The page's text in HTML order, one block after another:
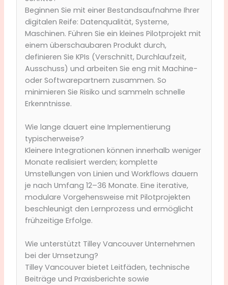
Beginnen Sie mit einer Bestandsaufnahme Ihrer
digitalen Reife: Datenqualität, Systeme,
Maschinen. Führen Sie ein kleines Pilotprojekt mit
einem überschaubaren Produkt durch,
definieren Sie KPIs (Verschnitt, Durchlaufzeit,
Ausschuss) und arbeiten Sie eng mit Machine-
oder Softwarepartnern zusammen. So
minimieren Sie Risiko und sammeln schnelle
Erkenntnisse.
Wie lange dauert eine Implementierung
typischerweise?
Kleinere Integrationen können innerhalb weniger
Monate realisiert werden; komplette
Umstellungen von Linien und Workflows dauern
je nach Umfang 12–36 Monate. Eine iterative,
modulare Vorgehensweise mit Pilotprojekten
beschleunigt den Lernprozess und ermöglicht
frühzeitige Erfolge.
Wie unterstützt Tilley Vancouver Unternehmen
bei der Umsetzung?
Tilley Vancouver bietet Leitfäden, technische
Beiträge und Praxisberichte sowie